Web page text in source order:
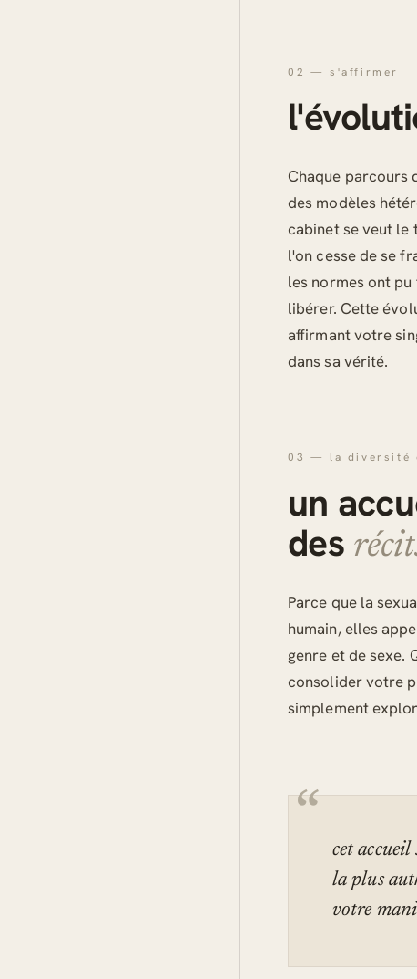
02 — s'affirmer
Chaque parcours
des modèles
cabinet se veut le
l'on cesse de se
les normes ont
libérer. Cette
affirmant votre
dans sa vérité.
03 — la diversité
un
des
Parce que la
humain, elles
genre et de sexe.
consolider votre
simplement
cet
la plus
votre